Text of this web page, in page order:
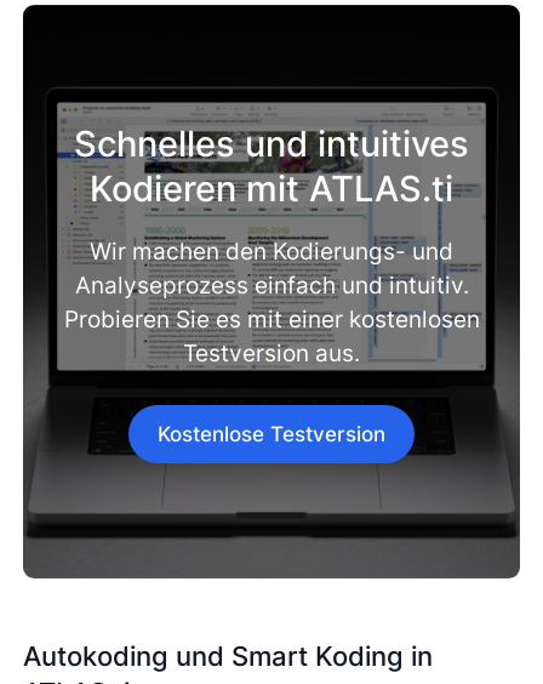
Schnelles und intuitives
Kodieren mit ATLAS.ti
Wir machen den Kodierungs- und
Analyseprozess einfach und intuitiv.
Probieren Sie es mit einer kostenlosen
Testversion aus.
Kostenlose Testversion
Autokoding und Smart Koding in